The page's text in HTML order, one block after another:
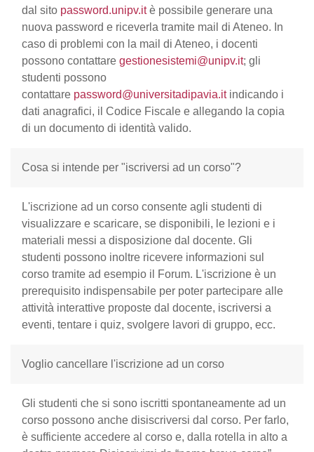
dal sito password.unipv.itè possibile generare una
nuova password e riceverla tramite mail di Ateneo. In
caso di problemi con la mail di Ateneo, i docenti
possono contattare gestionesistemi@unipv.it; gli
studenti possono
contattare password@universitadipavia.itindicando i
dati anagrafici, il Codice Fiscale e allegando la copia
di un documento di identità valido.
Cosa si intende per "iscriversi ad un corso"?
L'iscrizione ad un corso consente agli studenti di
visualizzare e scaricare, se disponibili, le lezioni e i
materiali messi a disposizione dal docente. Gli
studenti possono inoltre ricevere informazioni sul
corso tramite ad esempio il Forum. L'iscrizione è un
prerequisito indispensabile per poter partecipare alle
attività interattive proposte dal docente, iscriversi a
eventi, tentare i quiz, svolgere lavori di gruppo, ecc.
Voglio cancellare l'iscrizione ad un corso
Gli studenti che si sono iscritti spontaneamente ad un
corso possono anche disiscriversi dal corso. Per farlo,
è sufficiente accedere al corso e, dalla rotella in alto a